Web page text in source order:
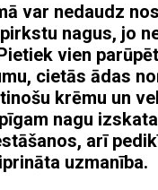
var nedaudz
nagus, jo
vien
cietās ādas
krēmu un
nagu
arī
uzmanība.